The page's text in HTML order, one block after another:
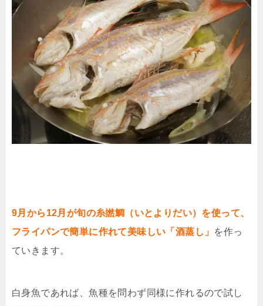
9月から12月が旬の糸撚鯛（いとよりだい）を使って、
フライパンで簡単に作れて美味しい「酒蒸し」 を作っ
ていきます。
白身魚であれば、魚種を問わず同様に作れるので試し